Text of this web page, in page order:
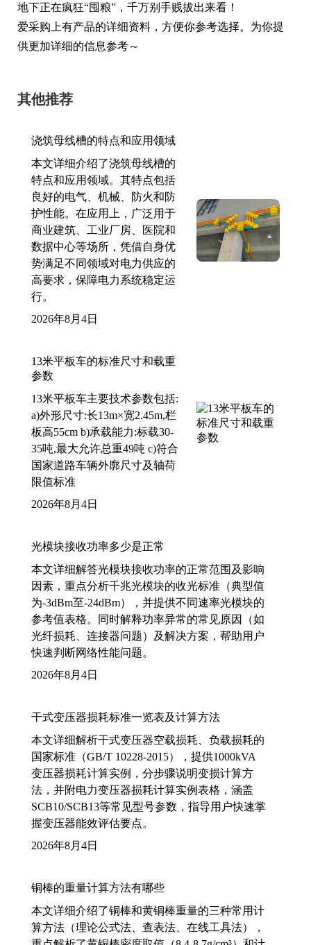
地下正在疯狂“囤粮”，千万别手贱拔出来看！
爱采购上有产品的详细资料，方便你参考选择。为你提
供更加详细的信息参考～
其他推荐
浇筑母线槽的特点和应用领域
本文详细介绍了浇筑母线槽的
特点和应用领域。其特点包括
良好的电气、机械、防火和防
护性能。在应用上，广泛用于
商业建筑、工业厂房、医院和
数据中心等场所，凭借自身优
势满足不同领域对电力供应的
高要求，保障电力系统稳定运
行。
2026年8月4日
13米平板车的标准尺寸和载重
参数
13米平板车主要技术参数包括:
a)外形尺寸:长13m×宽2.45m,栏
板高55cm b)承载能力:标载30-
35吨,最大允许总重49吨 c)符合
国家道路车辆外廓尺寸及轴荷
限值标准
2026年8月4日
光模块接收功率多少是正常
本文详细解答光模块接收功率的正常范围及影响
因素，重点分析千兆光模块的收光标准（典型值
为-3dBm至-24dBm），并提供不同速率光模块的
参考值表格。同时解释功率异常的常见原因（如
光纤损耗、连接器问题）及解决方案，帮助用户
快速判断网络性能问题。
2026年8月4日
干式变压器损耗标准一览表及计算方法
本文详细解析干式变压器空载损耗、负载损耗的
国家标准（GB/T 10228-2015），提供1000kVA
变压器损耗计算实例，分步骤说明变损计算方
法，并附电力变压器损耗计算实例表格，涵盖
SCB10/SCB13等常见型号参数，指导用户快速掌
握变压器能效评估要点。
2026年8月4日
铜棒的重量计算方法有哪些
本文详细介绍了铜棒和黄铜棒重量的三种常用计
算方法（理论公式法、查表法、在线工具法），